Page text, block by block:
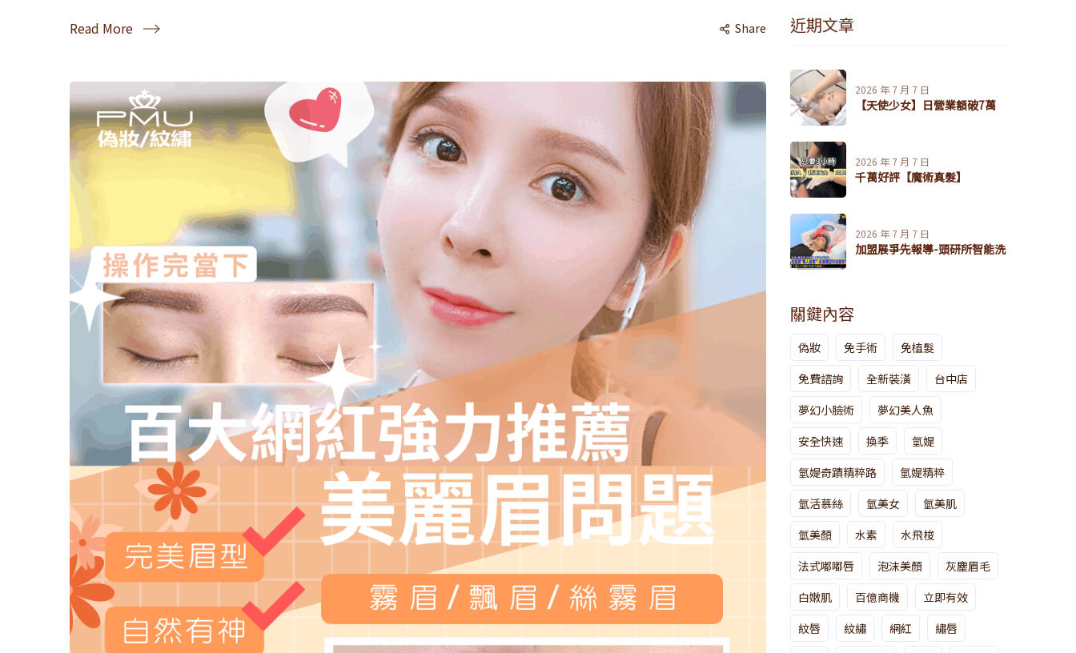
Read More Share 近期文章
2026 年 7 月 7 日
【天使少女】日營業額破7萬
2026 年 7 月 7 日
千萬好評【魔術真髮】
2026 年 7 月 7 日
加盟展爭先報導-頭研所智能洗
關鍵內容
偽妝 免手術
免植髮
免費諮詢
全新裝潢
台中店
夢幻小臉術
夢幻美人魚
安全快速
換季
氫媞
氫媞奇蹟精粹路
氫媞精粹
氫活慕絲
氫美女
氫美肌
氫美顏
水素
水飛梭
法式嘟嘟唇
泡沫美顏
灰塵眉毛
白嫩肌
百億商機
立即有效
紋唇
紋繡 網紅
繡唇